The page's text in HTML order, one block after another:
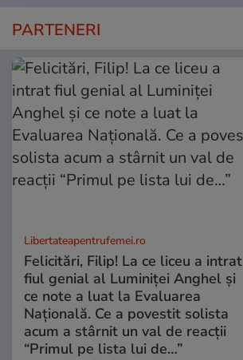
PARTENERI
Libertateapentrufemei.ro
Felicitări, Filip! La ce liceu a intrat
fiul genial al Luminiței Anghel și
ce note a luat la Evaluarea
Națională. Ce a povestit solista
acum a stârnit un val de reacții
“Primul pe lista lui de…”